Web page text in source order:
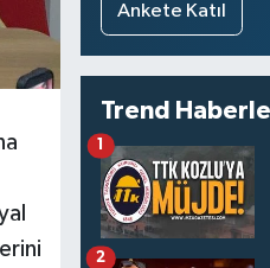
Ankete Katıl
Trend
1
2